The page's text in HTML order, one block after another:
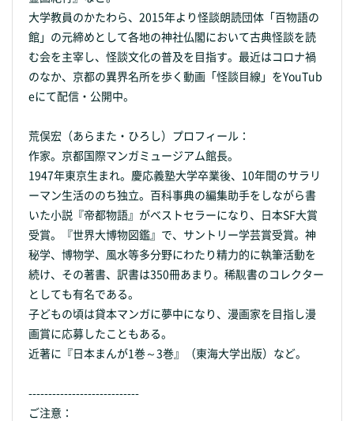
大学教員のかたわら、2015年より怪談朗読団体「百物語の
館」の元締めとして各地の神社仏閣において古典怪談を読
む会を主宰し、怪談文化の普及を目指す。最近はコロナ禍
のなか、京都の異界名所を歩く動画「怪談目線」をYouTub
eにて配信・公開中。
荒俣宏（あらまた・ひろし）プロフィール：
作家。京都国際マンガミュージアム館長。
1947年東京生まれ。慶応義塾大学卒業後、10年間のサラリ
ーマン生活ののち独立。百科事典の編集助手をしながら書
いた小説『帝都物語』がベストセラーになり、日本SF大賞
受賞。『世界大博物図鑑』で、サントリー学芸賞受賞。神
秘学、博物学、風水等多分野にわたり精力的に執筆活動を
続け、その著書、訳書は350冊あまり。稀覯書のコレクター
としても有名である。
子どもの頃は貸本マンガに夢中になり、漫画家を目指し漫
画賞に応募したこともある。
近著に『日本まんが1巻～3巻』（東海大学出版）など。
----------------------------
ご注意：